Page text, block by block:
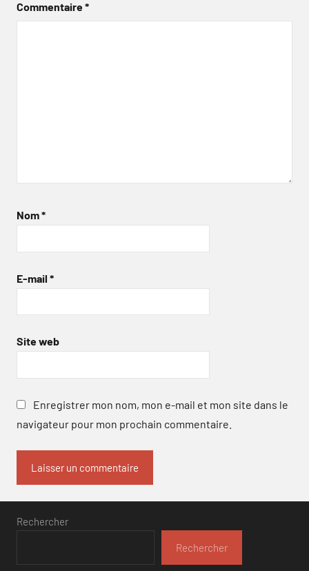
Commentaire*
Nom*
E-mail *
Site web
Enregistrer mon nom, mon e-mail et mon site dans le
navigateur pour mon prochain commentaire.
Rechercher
Rechercher